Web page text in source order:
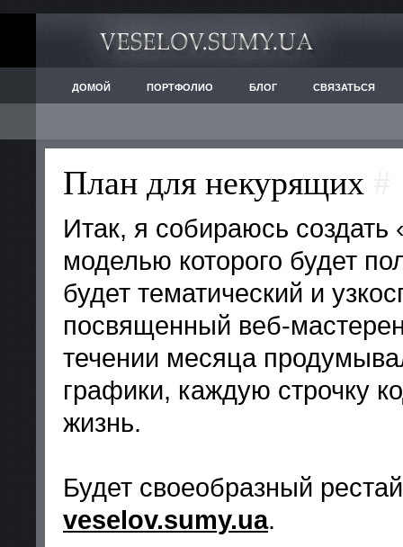
ДОМОЙ ПОРТФОЛИО БЛОГ СВЯЗАТЬСЯ
План для некурящих
Итак, я собираюсь
моделью которого будет
будет тематический и
посвященный веб-
течении месяца
графики, каждую строчку
жизнь.
Будет своеобразный
veselov.sumy.ua.